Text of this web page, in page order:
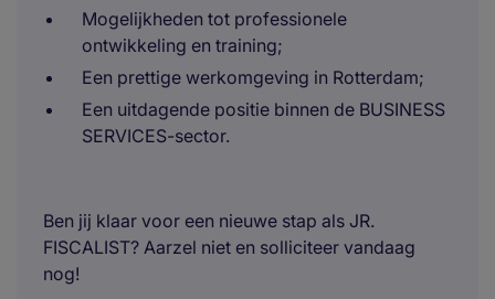
Mogelijkheden tot professionele
ontwikkeling en training;
Een prettige werkomgeving in Rotterdam;
Een uitdagende positie binnen de BUSINESS
SERVICES-sector.
Ben jij klaar voor een nieuwe stap als JR.
FISCALIST? Aarzel niet en solliciteer vandaag
nog!